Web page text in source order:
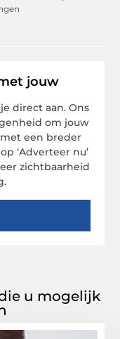
jouw
direct aan. Ons
om jouw
een breder
‘Adverteer nu’
zichtbaarheid
u mogelijk